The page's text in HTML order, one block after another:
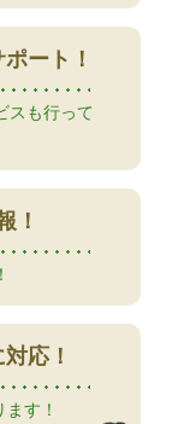
ート！
スも行って
！
応！
す！